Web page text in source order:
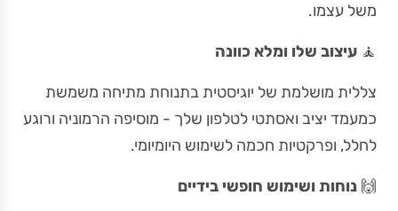
משל עצמו.
🧘 עיצוב שלו ומלא כוונה
צללית מושלמת של יוגיסטית בתנוחת מתיחה משמשת
כמעמד יציב ואסתטי לטלפון שלך - מוסיפה הרמוניה ורוגע
לחלל, ופרקטיות חכמה לשימוש היומיומי.
🙌 נוחות ושימוש חופשי בידיים